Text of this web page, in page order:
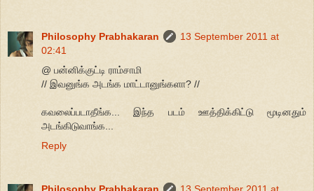
Philosophy Prabhakaran
13 September 2011 at
02:41
@ பன்னிக்குட்டி ராம்சாமி
// இவனுங்க அடங்க மாட்டானுங்களா? //
கவலைப்படாதீங்க... இந்த படம் ஊத்திக்கிட்டு மூடினதும்
அடங்கிடுவாங்க...
Reply